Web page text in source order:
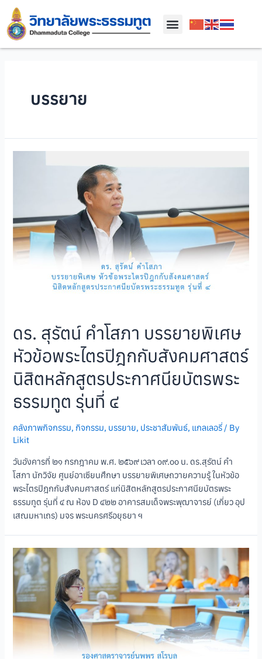
บรรยาย
ดร. สุรัตน์ คำโสภา บรรยายพิเศษ
หัวข้อพระไตรปิฎกกับสังคมศาสตร์
นิสิตหลักสูตรประกาศนียบัตรพระ
ธรรมทูต รุ่นที่ ๔
คลังภาพกิจกรรม, กิจกรรม, บรรยาย, ประชาสัมพันธ์, แกลเลอรี่ / By
Likit
วันอังคารที่ ๒๑ กรกฎาคม พ.ศ. ๒๕๖๙ เวลา ๐๙.๐๐ น. ดร.สุรัตน์ คำ
โสภา นักวิจัย ศูนย์อาเซียนศึกษา บรรยายพิเศษถวายความรู้ ในหัวข้อ
พระไตรปิฎกกับสังคมศาสตร์ แก่นิสิตหลักสูตรประกาศนียบัตรพระ
ธรรมทูต รุ่นที่ ๔ ณ ห้อง D ๔๒๒ อาคารสมเด็จพระพุฒาจารย์ (เกี่ยว อุป
เสณมหาเถร) มจร พระนครศรีอยุธยา ฯ